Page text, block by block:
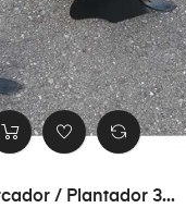
/ Plantador 3...